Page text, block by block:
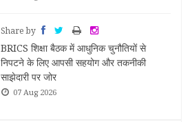
Share by
BRICS शिक्षा बैठक में आधुनिक चुनौतियों से
निपटने के लिए आपसी सहयोग और तकनीकी
साझेदारी पर जोर
07 Aug 2026